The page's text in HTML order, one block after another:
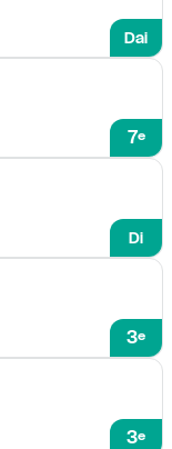
Dai
7e
Di
3e
3e